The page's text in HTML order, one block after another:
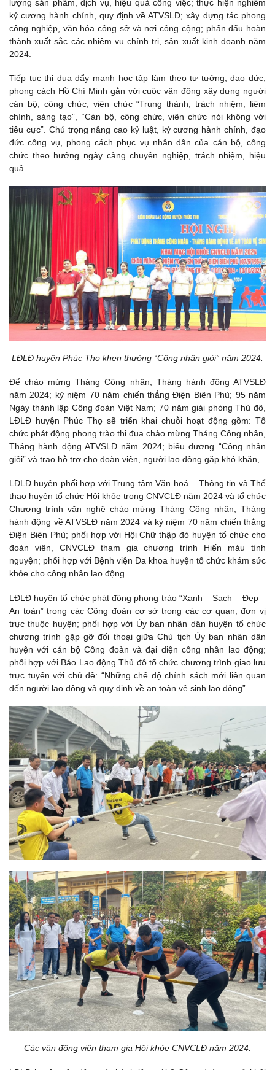
lượng sản phẩm, dịch vụ, hiệu quả công việc; thực hiện nghiêm
kỷ cương hành chính, quy định về ATVSLĐ; xây dựng tác phong
công nghiệp, văn hóa công sở và nơi công cộng; phấn đấu hoàn
thành xuất sắc các nhiệm vụ chính trị, sản xuất kinh doanh năm
2024.
Tiếp tục thi đua đẩy mạnh học tập làm theo tư tưởng, đạo đức,
phong cách Hồ Chí Minh gắn với cuộc vận động xây dựng người
cán bộ, công chức, viên chức “Trung thành, trách nhiệm, liêm
chính, sáng tạo”, “Cán bộ, công chức, viên chức nói không với
tiêu cực”. Chú trọng nâng cao kỷ luật, kỷ cương hành chính, đạo
đức công vụ, phong cách phục vụ nhân dân của cán bộ, công
chức theo hướng ngày càng chuyên nghiệp, trách nhiệm, hiệu
quả.
LĐLĐ huyện Phúc Thọ khen thưởng “Công nhân giỏi” năm 2024.
Để chào mừng Tháng Công nhân, Tháng hành động ATVSLĐ
năm 2024; kỷ niệm 70 năm chiến thắng Điện Biên Phủ; 95 năm
Ngày thành lập Công đoàn Việt Nam; 70 năm giải phóng Thủ đô,
LĐLĐ huyện Phúc Thọ sẽ triển khai chuỗi hoạt động gồm: Tổ
chức phát động phong trào thi đua chào mừng Tháng Công nhân,
Tháng hành động ATVSLĐ năm 2024; biểu dương “Công nhân
giỏi” và trao hỗ trợ cho đoàn viên, người lao động gặp khó khăn,
LĐLĐ huyện phối hợp với Trung tâm Văn hoá – Thông tin và Thể
thao huyện tổ chức Hội khỏe trong CNVCLĐ năm 2024 và tổ chức
Chương trình văn nghệ chào mừng Tháng Công nhân, Tháng
hành động về ATVSLĐ năm 2024 và kỷ niệm 70 năm chiến thắng
Điện Biên Phủ; phối hợp với Hội Chữ thập đỏ huyện tổ chức cho
đoàn viên, CNVCLĐ tham gia chương trình Hiến máu tình
nguyện; phối hợp với Bệnh viện Đa khoa huyện tổ chức khám sức
khỏe cho công nhân lao động.
LĐLĐ huyện tổ chức phát động phong trào “Xanh – Sạch – Đẹp –
An toàn” trong các Công đoàn cơ sở trong các cơ quan, đơn vị
trực thuộc huyện; phối hợp với Ủy ban nhân dân huyện tổ chức
chương trình gặp gỡ đối thoại giữa Chủ tịch Ủy ban nhân dân
huyện với cán bộ Công đoàn và đại diện công nhân lao động;
phối hợp với Báo Lao động Thủ đô tổ chức chương trình giao lưu
trực tuyến với chủ đề: “Những chế độ chính sách mới liên quan
đến người lao động và quy định về an toàn vệ sinh lao động”.
Các vận động viên tham gia Hội khỏe CNVCLĐ năm 2024.